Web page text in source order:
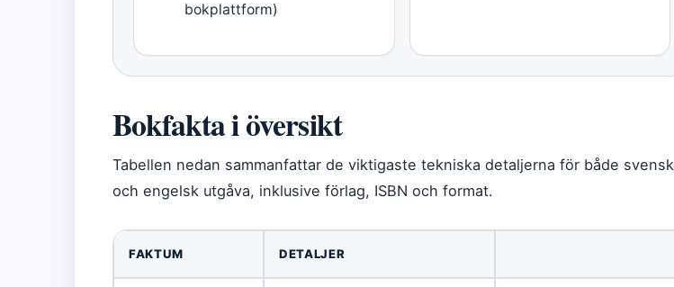
bokplattform)
Bokfakta i översikt
Tabellen nedan sammanfattar de viktigaste tekniska detaljerna för både svensk
och engelsk utgåva, inklusive förlag, ISBN och format.
FAKTUM DETALJER